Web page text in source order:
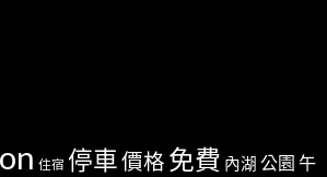
住宿 停車價格 免費 內湖 公園 午